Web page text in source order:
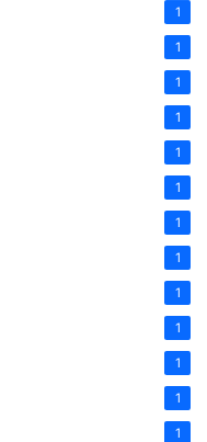
1
1
1
1
1
1
1
1
1
1
1
1
1